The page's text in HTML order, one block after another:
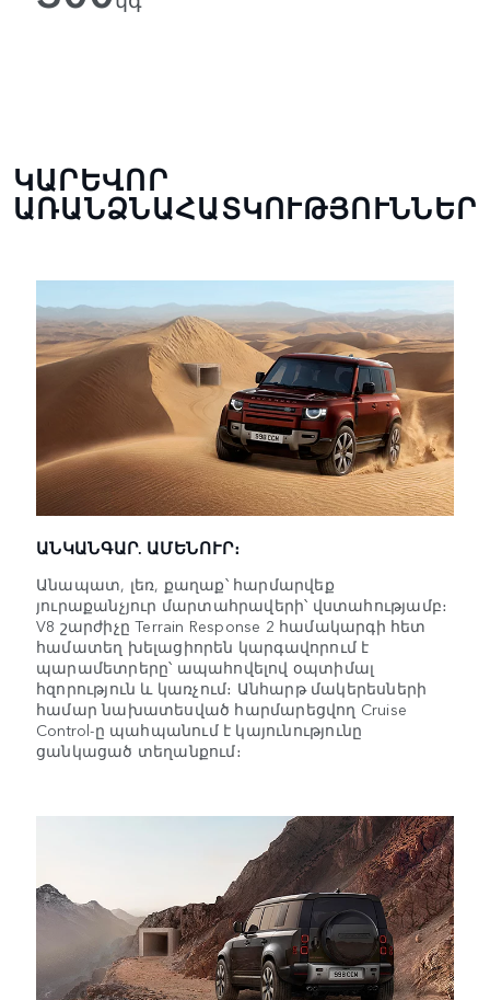
ԿԱՐԵՎՈՐ
ԱՌԱՆՁՆԱՀԱՏԿՈՒԹՅՈՒՆՆԵՐ
ԱՆԿԱՆԳԱՐ. ԱՄԵՆՈՒՐ։
Անապատ, լեռ, քաղաք՝ հարմարվեք
յուրաքանչյուր մարտահրավերի՝ վստահությամբ։
V8 շարժիչը Terrain Response 2 համակարգի հետ
համատեղ խելացիորեն կարգավորում է
պարամետրերը՝ ապահովելով օպտիմալ
հզորություն և կառչում։ Անհարթ մակերեսների
համար նախատեսված հարմարեցվող Cruise
Control-ը պահպանում է կայունությունը
ցանկացած տեղանքում։